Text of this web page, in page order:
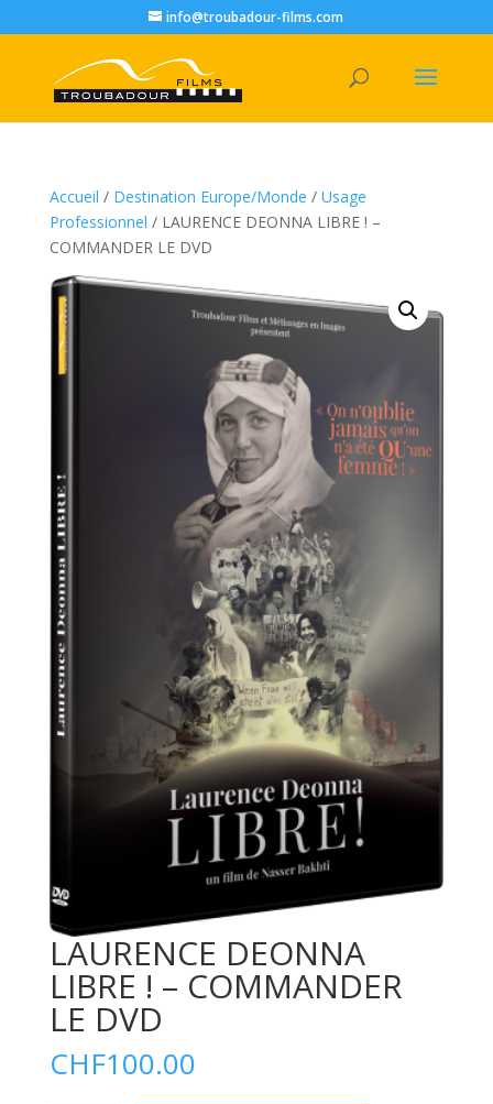
info@troubadour-films.com
Accueil / Destination Europe/Monde / Usage
Professionnel / LAURENCE DEONNA LIBRE ! –
COMMANDER LE DVD
LAURENCE DEONNA
LIBRE ! – COMMANDER
LE DVD
CHF100.00